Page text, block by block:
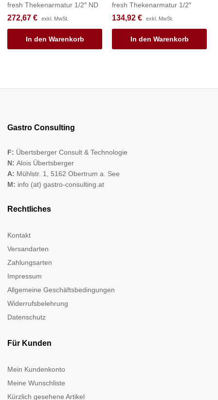
fresh Thekenarmatur 1/2″ ND
272,67 € exkl. MwSt.
In den Warenkorb
fresh Thekenarmatur 1/2″
134,92 € exkl. MwSt.
In den Warenkorb
Gastro Consulting
F: Übertsberger Consult & Technologie
N: Alois Übertsberger
A: Mühlstr. 1, 5162 Obertrum a. See
M: info (at) gastro-consulting.at
Rechtliches
Kontakt
Versandarten
Zahlungsarten
Impressum
Allgemeine Geschäftsbedingungen
Widerrufsbelehrung
Datenschutz
Für Kunden
Mein Kundenkonto
Meine Wunschliste
Kürzlich gesehene Artikel